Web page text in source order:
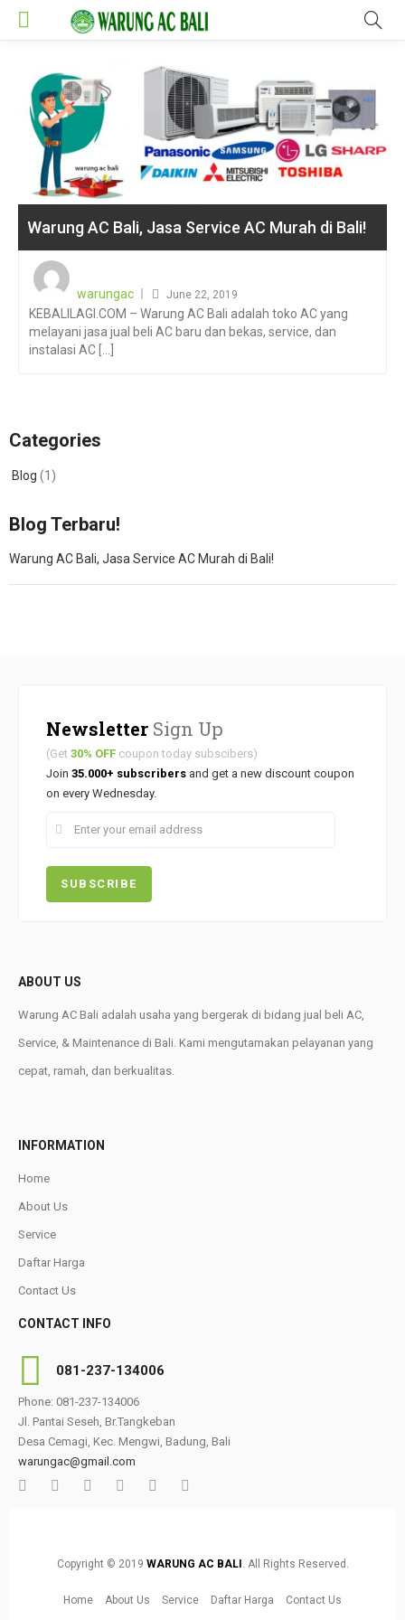
Warung AC Bali, Jasa Service AC Murah di Bali!
warungac
June 22, 2019
KEBALILAGI.COM – Warung AC Bali adalah toko AC yang
melayani jasa jual beli AC baru dan bekas, service, dan
instalasi AC [...]
Categories
Blog (1)
Blog Terbaru!
Warung AC Bali, Jasa Service AC Murah di Bali!
Newsletter Sign Up
(Get 30% OFF coupon today subscibers)
Join 35.000+ subscribers and get a new discount coupon
on every Wednesday.
ABOUT US
Warung AC Bali adalah usaha yang bergerak di bidang jual beli AC,
Service, & Maintenance di Bali. Kami mengutamakan pelayanan yang
cepat, ramah, dan berkualitas.
INFORMATION
Home
About Us
Service
Daftar Harga
Contact Us
CONTACT INFO
081-237-134006
Phone: 081-237-134006
Jl. Pantai Seseh, Br.Tangkeban
Desa Cemagi, Kec. Mengwi, Badung, Bali
warungac@gmail.com
Copyright © 2019 WARUNG AC BALI . All Rights Reserved.
Home About Us Service Daftar Harga Contact Us